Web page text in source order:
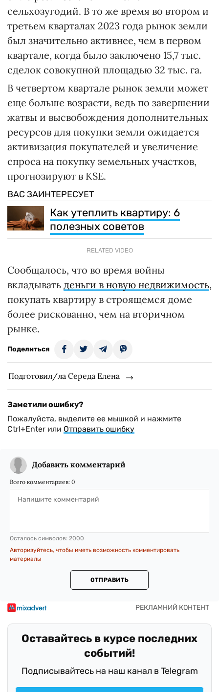
сельхозугодий. В то же время во втором и
третьем кварталах 2023 года рынок земли
был значительно активнее, чем в первом
квартале, когда было заключено 15,7 тыс.
сделок совокупной площадью 32 тыс. га.
В четвертом квартале рынок земли может
еще больше возрасти, ведь по завершении
жатвы и высвобождения дополнительных
ресурсов для покупки земли ожидается
активизация покупателей и увеличение
спроса на покупку земельных участков,
прогнозируют в KSE.
ВАС ЗАИНТЕРЕСУЕТ
Как утеплить квартиру: 6
полезных советов
RELATED VIDEO
Сообщалось, что во время войны
вкладывать деньги в новую недвижимость,
покупать квартиру в строящемся доме
более рискованно, чем на вторичном
рынке.
Поделиться
Подготовил/ла Середа Елена
Заметили ошибку?
Пожалуйста, выделите ее мышкой и нажмите
Ctrl+Enter или Отправить ошибку
Добавить комментарий
Всего комментариев: 0
Осталось символов: 2000
Авторизуйтесь, чтобы иметь возможность комментировать
материалы
ОТПРАВИТЬ
Оставайтесь в курсе последних
событий!
Подписывайтесь на наш канал в Telegram